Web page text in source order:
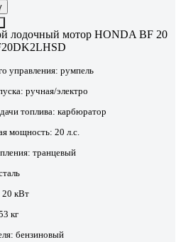
лодочный мотор HONDA BF 20
управления: румпель
ручная/электро
топлива: карбюратор
мощность: 20 л.с.
транцевый
20 кВт
кг
бензиновый